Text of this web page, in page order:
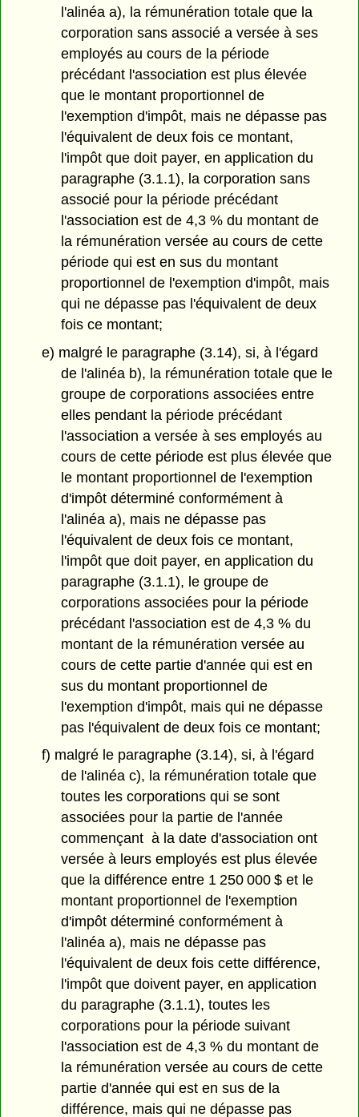
l'alinéa a), la rémunération totale que la
corporation sans associé a versée à ses
employés au cours de la période
précédant l'association est plus élevée
que le montant proportionnel de
l'exemption d'impôt, mais ne dépasse pas
l'équivalent de deux fois ce montant,
l'impôt que doit payer, en application du
paragraphe (3.1.1), la corporation sans
associé pour la période précédant
l'association est de 4,3 % du montant de
la rémunération versée au cours de cette
période qui est en sus du montant
proportionnel de l'exemption d'impôt, mais
qui ne dépasse pas l'équivalent de deux
fois ce montant;
e) malgré le paragraphe (3.14), si, à l'égard
de l'alinéa b), la rémunération totale que le
groupe de corporations associées entre
elles pendant la période précédant
l'association a versée à ses employés au
cours de cette période est plus élevée que
le montant proportionnel de l'exemption
d'impôt déterminé conformément à
l'alinéa a), mais ne dépasse pas
l'équivalent de deux fois ce montant,
l'impôt que doit payer, en application du
paragraphe (3.1.1), le groupe de
corporations associées pour la période
précédant l'association est de 4,3 % du
montant de la rémunération versée au
cours de cette partie d'année qui est en
sus du montant proportionnel de
l'exemption d'impôt, mais qui ne dépasse
pas l'équivalent de deux fois ce montant;
f) malgré le paragraphe (3.14), si, à l'égard
de l'alinéa c), la rémunération totale que
toutes les corporations qui se sont
associées pour la partie de l'année
commençant à la date d'association ont
versée à leurs employés est plus élevée
que la différence entre 1 250 000 $ et le
montant proportionnel de l'exemption
d'impôt déterminé conformément à
l'alinéa a), mais ne dépasse pas
l'équivalent de deux fois cette différence,
l'impôt que doivent payer, en application
du paragraphe (3.1.1), toutes les
corporations pour la période suivant
l'association est de 4,3 % du montant de
la rémunération versée au cours de cette
partie d'année qui est en sus de la
différence, mais qui ne dépasse pas